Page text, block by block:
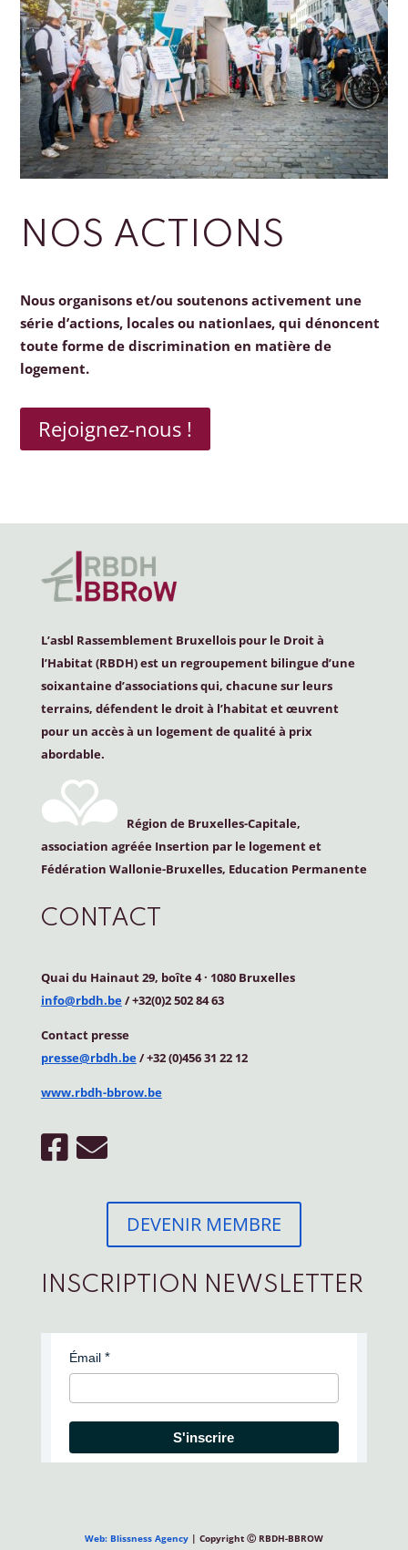
NOS ACTIONS
Nous organisons et/ou soutenons activement une
série d’actions, locales ou nationlaes, qui dénoncent
toute forme de discrimination en matière de
logement.
Rejoignez-nous !
L’asbl Rassemblement Bruxellois pour le Droit à
l’Habitat (RBDH) est un regroupement bilingue d’une
soixantaine d’associations qui, chacune sur leurs
terrains, défendent le droit à l’habitat et œuvrent
pour un accès à un logement de qualité à prix
abordable.
Région de Bruxelles-Capitale,
association agréée Insertion par le logement et
Fédération Wallonie-Bruxelles, Education Permanente
CONTACT
Quai du Hainaut 29, boîte 4· 1080 Bruxelles
info@rbdh.be/ +32(0)2 502 84 63
Contact presse
presse@rbdh.be/ +32 (0)456 31 22 12
www.rbdh-bbrow.be
DEVENIR MEMBRE
INSCRIPTION NEWSLETTER
Émail
S'inscrire
Web: Blissness Agency| Copyright Ⓒ RBDH-BBROW